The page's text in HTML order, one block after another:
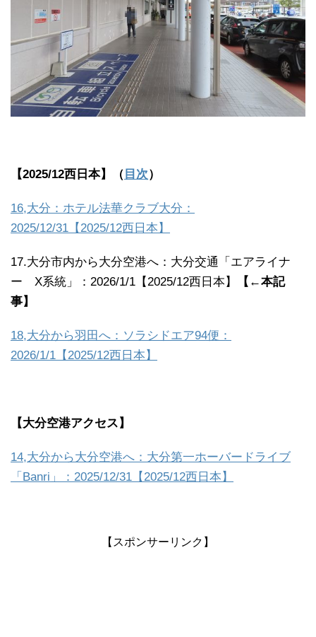
【2025/12西日本】（ 目次）
16,大分：ホテル法華クラブ大分：
2025/12/31【2025/12西日本】
17.大分市内から大分空港へ：大分交通「エアライナ
ー X系統」：2026/1/1【2025/12西日本】
【←本記
事】
18,大分から羽田へ：ソラシドエア94便：
2026/1/1【2025/12西日本】
【大分空港アクセス】
14,大分から大分空港へ：大分第一ホーバードライブ
「Banri」：2025/12/31【2025/12西日本】
【スポンサーリンク】